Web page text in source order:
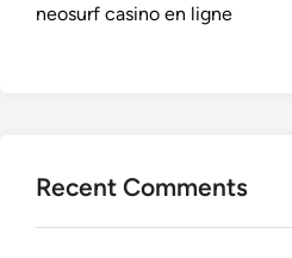
neosurf casino en ligne
Recent Comments